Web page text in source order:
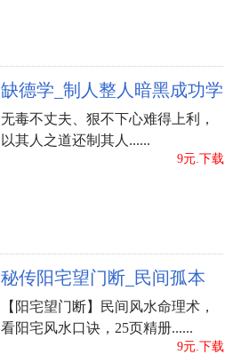
缺德学_制人整人暗黑成功学
无毒不丈夫、狠不下心难得上利，
以其人之道还制其人......
9元.下载
秘传阳宅望门断_民间孤本
【阳宅望门断】民间风水命理术，
看阳宅风水口诀，25页精册......
9元.下载